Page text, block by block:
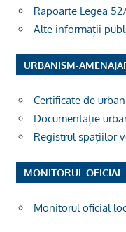
Rapoarte Legea
Alte informații
URBANISM-
Certificate de
Documentație
Registrul spațiilor
MONITORUL OFICIAL
Monitorul oficial